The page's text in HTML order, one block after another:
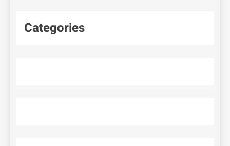
Categories